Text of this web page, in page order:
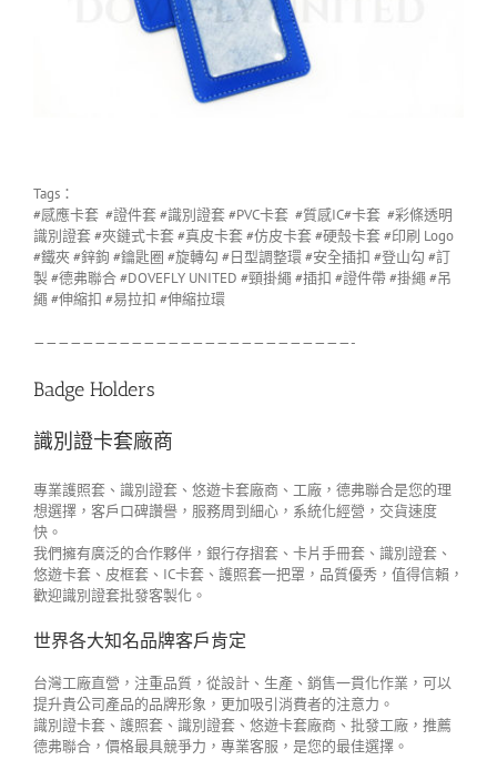
Tags：
#感應卡套 #證件套 #識別證套 #PVC卡套 #質感IC#卡套 #彩條透明
識別證套 #夾鏈式卡套 #真皮卡套 #仿皮卡套 #硬殼卡套 #印刷 Logo
#鐵夾 #鋅鉤 #鑰匙圈 #旋轉勾 #日型調整環 #安全插扣 #登山勾 #訂
製 #德弗聯合 #DOVEFLY UNITED #頸掛繩 #插扣 #證件帶 #掛繩 #吊
繩 #伸縮扣 #易拉扣 #伸縮拉環
——————————————————————————-
Badge Holders
識別證卡套廠商
專業護照套、識別證套、悠遊卡套廠商、工廠，德弗聯合是您的理
想選擇，客戶口碑讚譽，服務周到細心，系統化經營，交貨速度
快。
我們擁有廣泛的合作夥伴，銀行存摺套、卡片手冊套、識別證套、
悠遊卡套、皮框套、IC卡套、護照套一把罩，品質優秀，值得信賴，
歡迎識別證套批發客製化。
世界各大知名品牌客戶肯定
台灣工廠直營，注重品質，從設計、生產、銷售一貫化作業，可以
提升貴公司產品的品牌形象，更加吸引消費者的注意力。
識別證卡套、護照套、識別證套、悠遊卡套廠商、批發工廠，推薦
德弗聯合，價格最具競爭力，專業客服，是您的最佳選擇。